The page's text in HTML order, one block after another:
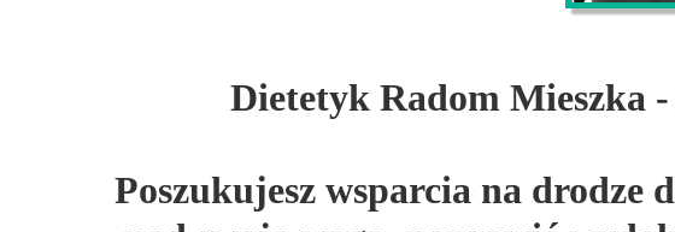
Dietetyk Radom Mieszka
Poszukujesz wsparcia na drodze